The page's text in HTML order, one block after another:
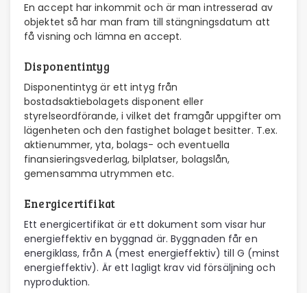
En accept har inkommit och är man intresserad av
objektet så har man fram till stängningsdatum att
få visning och lämna en accept.
Disponentintyg
Disponentintyg är ett intyg från
bostadsaktiebolagets disponent eller
styrelseordförande, i vilket det framgår uppgifter om
lägenheten och den fastighet bolaget besitter. T.ex.
aktienummer, yta, bolags- och eventuella
finansieringsvederlag, bilplatser, bolagslån,
gemensamma utrymmen etc.
Energicertifikat
Ett energicertifikat är ett dokument som visar hur
energieffektiv en byggnad är. Byggnaden får en
energiklass, från A (mest energieffektiv) till G (minst
energieffektiv). Är ett lagligt krav vid försäljning och
nyproduktion.